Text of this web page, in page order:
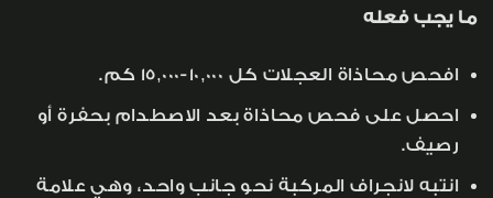
ما يجب فعله
افحص محاذاة العجلات كل 10,000-15,000 كم.
احصل على فحص محاذاة بعد الاصطدام بحفرة أو
رصيف.
انتبه لانجراف المركبة نحو جانب واحد، وهي علامة